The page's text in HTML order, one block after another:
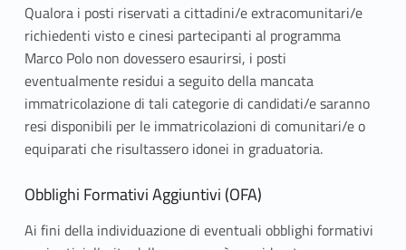
Qualora i posti riservati a cittadini/e extracomunitari/e
richiedenti visto e cinesi partecipanti al programma
Marco Polo non dovessero esaurirsi, i posti
eventualmente residui a seguito della mancata
immatricolazione di tali categorie di candidati/e saranno
resi disponibili per le immatricolazioni di comunitari/e o
equiparati che risultassero idonei in graduatoria.
Obblighi Formativi Aggiuntivi (OFA)
Ai fini della individuazione di eventuali obblighi formativi